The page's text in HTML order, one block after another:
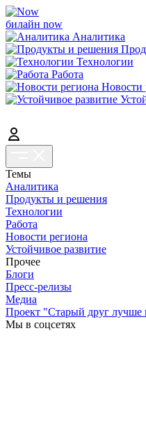
билайн now
Аналитика
Технологии
Работа
Новости
Темы
Аналитика
Продукты и решения
Технологии
Работа
Новости региона
Устойчивое развитие
Прочее
Блоги
Пресс-релизы
Медиа
Проект "Старый друг лучше
Мы в соцсетях